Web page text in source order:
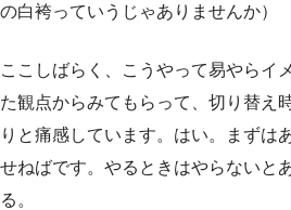
の白袴っていうじゃありませんか）
ここしばらく、こうやって易やらイ
た観点からみてもらって、切り替え
りと痛感しています。はい。まずは
せねばです。やるときはやらないと
る。